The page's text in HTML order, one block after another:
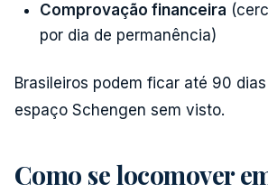
Comprovação financeira
por dia de permanência)
Brasileiros podem ficar até 90
espaço Schengen sem visto.
Como se locomover